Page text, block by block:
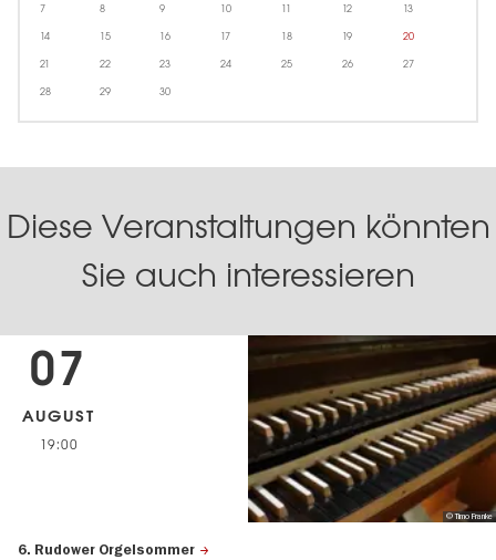
7 8 9 10 11 12 13
14 15 16 17 18 19 20
21 22 23 24 25 26 27
28 29 30
Diese Veranstaltungen könnten
Sie auch interessieren
6. Rudower Orgelsommer
07
AUGUST
19:00
© Timo Franke